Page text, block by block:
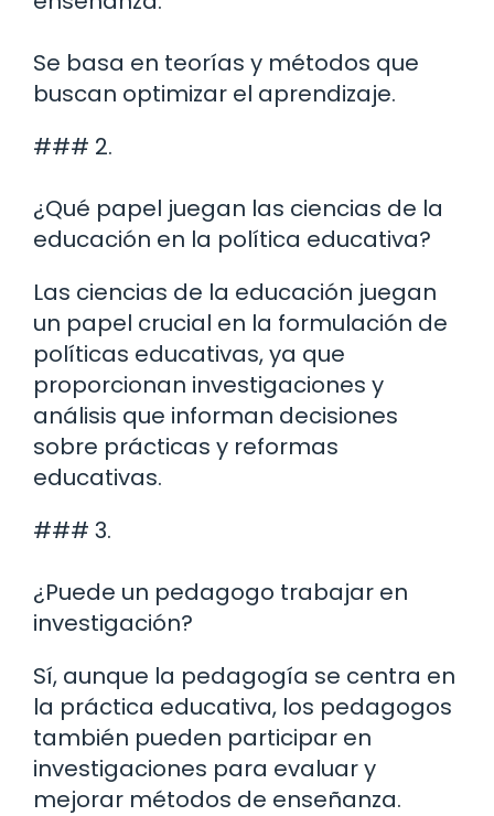
Se basa en teorías y métodos que
buscan optimizar el aprendizaje.
### 2.
¿Qué papel juegan las ciencias de la
educación en la política educativa?
Las ciencias de la educación juegan
un papel crucial en la formulación de
políticas educativas, ya que
proporcionan investigaciones y
análisis que informan decisiones
sobre prácticas y reformas
educativas.
### 3.
¿Puede un pedagogo trabajar en
investigación?
Sí, aunque la pedagogía se centra en
la práctica educativa, los pedagogos
también pueden participar en
investigaciones para evaluar y
mejorar métodos de enseñanza.